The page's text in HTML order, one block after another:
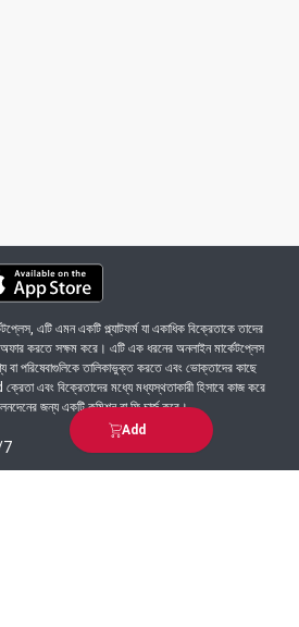
Add
এটি এমন একটি প্ল্যাটফর্ম যা একাধিক বিক্রেতাকে তাদের
অফার করতে সক্ষম করে। এটি এক ধরনের অনলাইন মার্কেটপ্লেস
বা পরিষেবাগুলিকে তালিকাভুক্ত করতে এবং ভোক্তাদের কাছে
এবং বিক্রেতাদের মধ্যে মধ্যস্থতাকারী হিসাবে কাজ করে
জন্য একটি কমিশন বা ফি চার্জ করে।
7